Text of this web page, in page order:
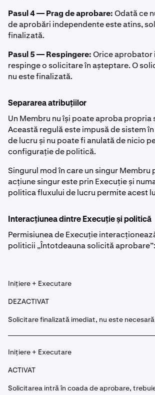
Pasul 4 — Prag de aprobare:Odată ce
de aprobări independente este atins,
finalizată.
Pasul 5 — Respingere:Orice aprobator
respinge o solicitare în așteptare. O
nu este finalizată.
Separarea atribuțiilor
Un Membru nu își poate aproba propria
Această regulă este impusă de sistem
de lucru și nu poate fi anulată de nicio
configurație de politică.
Singurul mod în care un singur Membru
acțiune singur este prin Execuție și
politica fluxului de lucru permite acest
Interacțiunea dintre Execuție și politică
Permisiunea de Execuție
politicii „Întotdeauna solicită aprobare”:
Inițiere + Executare
DEZACTIVAT
Solicitare finalizată imediat, nu este
Inițiere + Executare
ACTIVAT
Solicitarea intră în coada de aprobare,